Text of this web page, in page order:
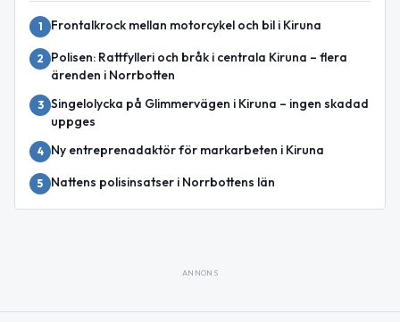
1 Frontalkrock mellan motorcykel och bil i Kiruna
2
Polisen: Rattfylleri och bråk i centrala Kiruna – flera
ärenden i Norrbotten
3 Singelolycka på Glimmervägen i Kiruna – ingen skadad
uppges
4 Ny entreprenadaktör för markarbeten i Kiruna
5 Nattens polisinsatser i Norrbottens län
ANNONS